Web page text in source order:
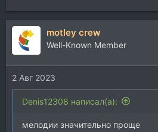
motley crew
Well-Known Member
2 Авг 2023
Denis12308 написал(а):
мелодии значительно проще